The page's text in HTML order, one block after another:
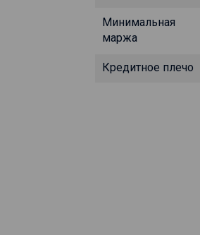
Минимальная
маржа
Кредитное плечо